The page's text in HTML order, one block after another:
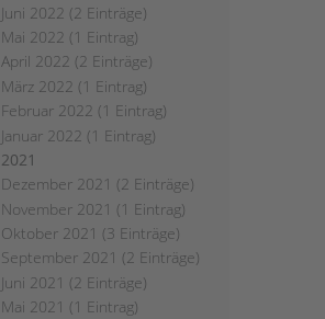
Juni 2022 (2 Einträge)
Mai 2022 (1 Eintrag)
April 2022 (2 Einträge)
März 2022 (1 Eintrag)
Februar 2022 (1 Eintrag)
Januar 2022 (1 Eintrag)
2021
Dezember 2021 (2 Einträge)
November 2021 (1 Eintrag)
Oktober 2021 (3 Einträge)
September 2021 (2 Einträge)
Juni 2021 (2 Einträge)
Mai 2021 (1 Eintrag)